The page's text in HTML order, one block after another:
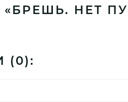
«БРЕШЬ. НЕТ
(0):